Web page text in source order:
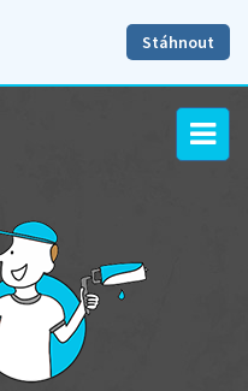
Stáhnout